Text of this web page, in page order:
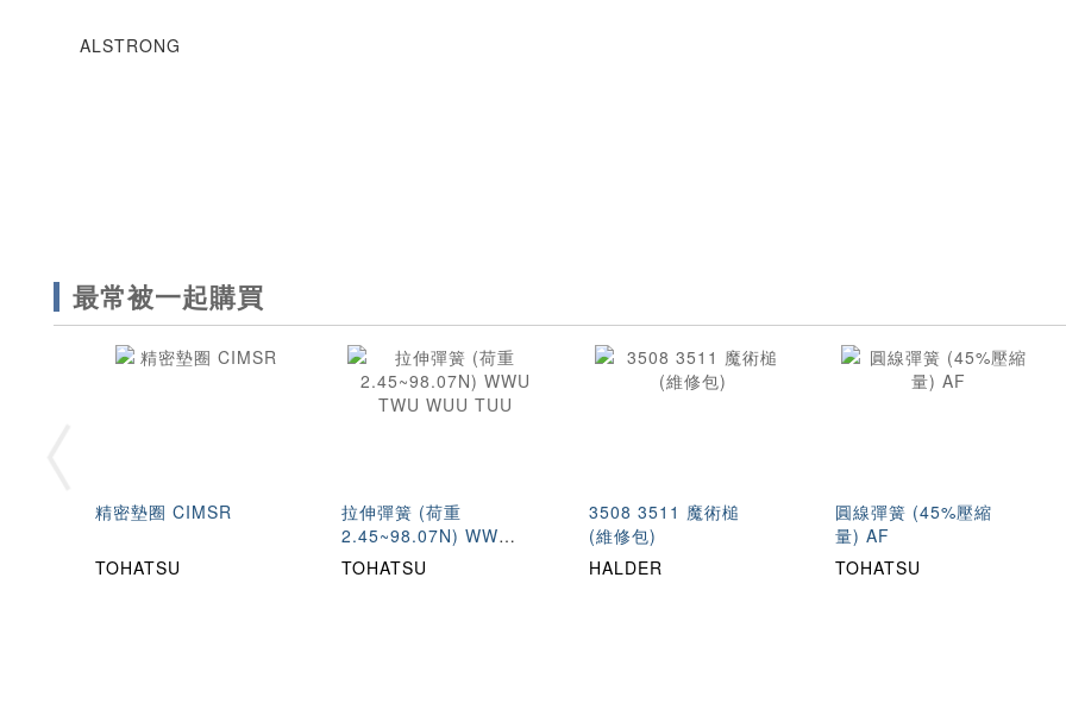
ALSTRONG
最常被一起購買
精密墊圈 CIMSR
TOHATSU
拉伸彈簧 (荷重
2.45~98.07N) WWU
TWU WUU TUU
TOHATSU
3508 3511 魔術槌
(維修包)
HALDER
圓線彈簧 (45%壓縮
量) AF
TOHATSU